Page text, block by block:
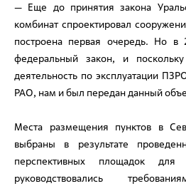
— Еще до принятия закона
комбинат спроектировал
построена первая очередь. Но
федеральный закон, и
деятельность по эксплуатации
РАО, нам и был передан данный
Места размещения пунктов в
выбраны в результате
перспективных площадок
руководствовались